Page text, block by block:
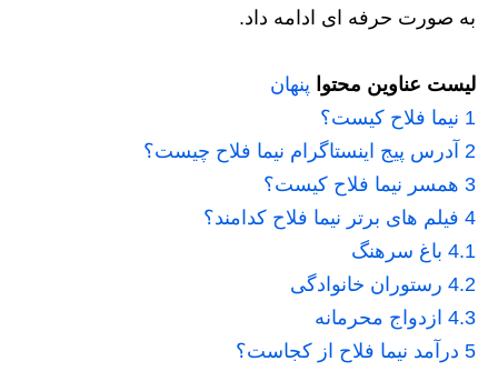
به صورت حرفه ای ادامه داد.
لیست عناوین محتوا پنهان
1 نیما فلاح کیست؟
2 آدرس پیج اینستاگرام نیما فلاح چیست؟
3 همسر نیما فلاح کیست؟
4 فیلم های برتر نیما فلاح کدامند؟
4.1 باغ سرهنگ
4.2 رستوران خانوادگی
4.3 ازدواج محرمانه
5 درآمد نیما فلاح از کجاست؟